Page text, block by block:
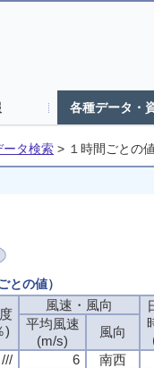
各種データ・
ータ検索 > １時間ごとの
の値）
)
風速・風向
平均風速
(m/s)
風向
/// 6
南西